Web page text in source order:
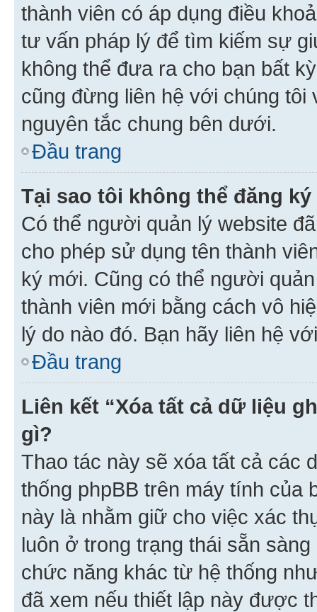
thành viên có áp dụng điều
tư vấn pháp lý để tìm kiếm sự
không thể đưa ra cho bạn bất
cũng đừng liên hệ với chúng
nguyên tắc chung bên dưới.
Đầu trang
Tại sao tôi không thể đăng
Có thể người quản lý website
cho phép sử dụng tên thành
ký mới. Cũng có thể người
thành viên mới bằng cách vô
lý do nào đó. Bạn hãy liên hệ
Đầu trang
Liên kết “Xóa tất cả dữ liệu
gì?
Thao tác này sẽ xóa tất cả các
thống phpBB trên máy tính của
này là nhằm giữ cho việc xác
luôn ở trong trạng thái sẵn
chức năng khác từ hệ thống
đã xem nếu thiết lập này được